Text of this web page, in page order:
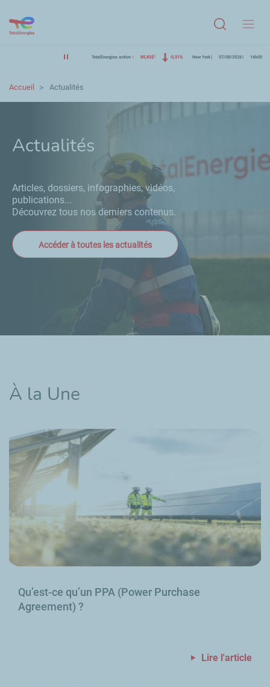
TotalEnergies action 85,83$ -0,51% New York 07/08/2026 16h00
Accueil Actualités
Actualités
Articles, dossiers, infographies, vidéos,
publications...
Découvrez tous nos derniers contenus.
Accéder à toutes les actualités
À la Une
Qu’est-ce qu’un PPA (Power Purchase
Agreement) ?
Lire l'article